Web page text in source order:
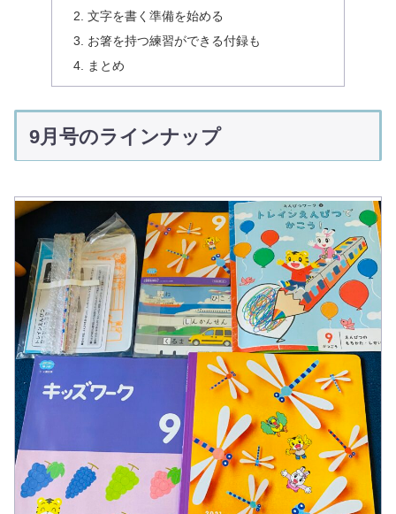
文字を書く準備を始める
お箸を持つ練習ができる付録も
まとめ
9月号のラインナップ